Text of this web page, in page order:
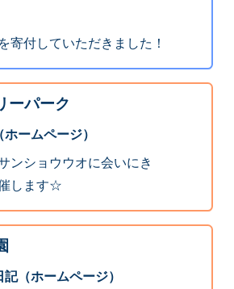
寄付していただきました！
ーパーク
ームページ）
ンショウウオに会いにき
します☆
（ホームページ）